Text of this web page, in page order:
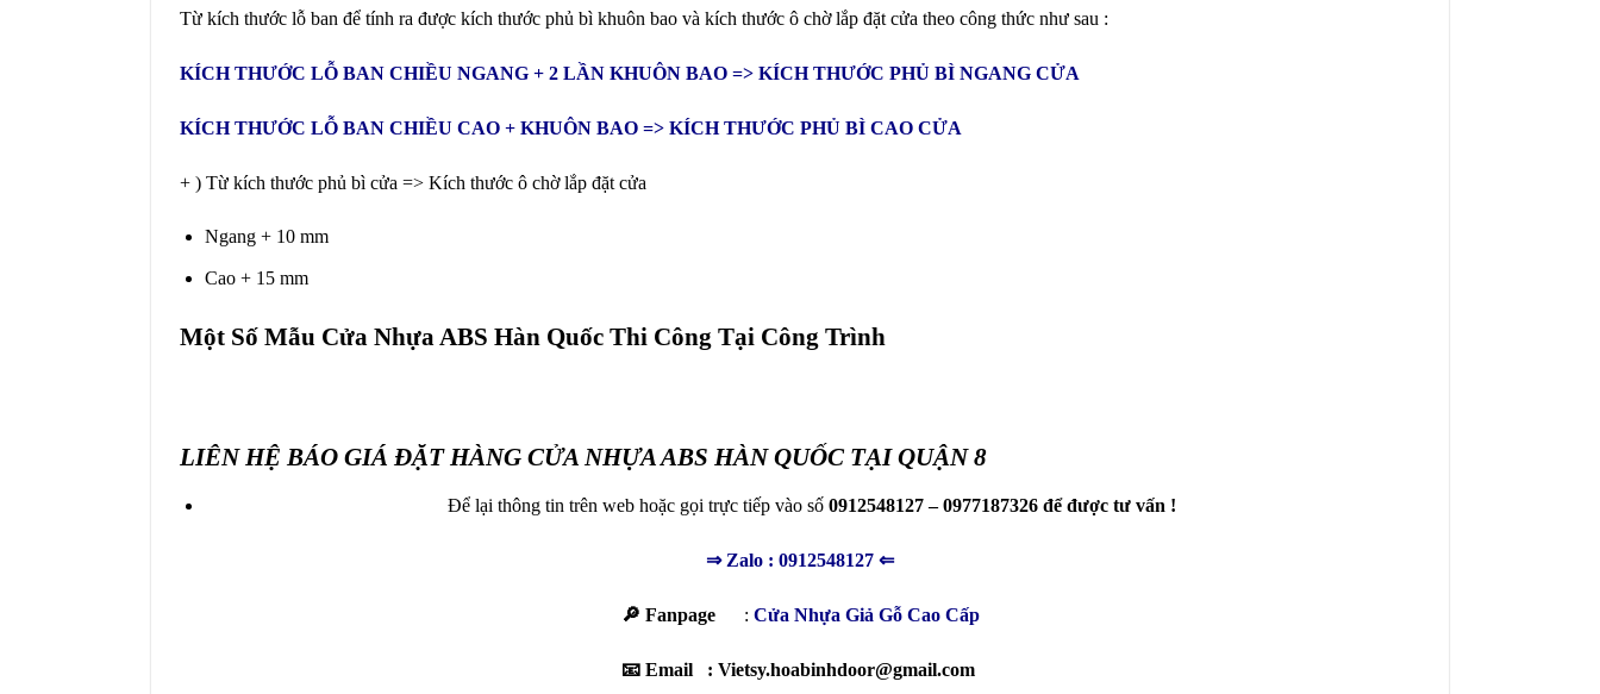
Từ kích thước lỗ ban để tính ra được kích thước phủ bì khuôn bao và kích thước ô chờ lắp đặt cửa theo công thức như sau :
KÍCH THƯỚC LỖ BAN CHIỀU NGANG + 2 LẦN KHUÔN BAO => KÍCH THƯỚC PHỦ BÌ NGANG CỬA
KÍCH THƯỚC LỖ BAN CHIỀU CAO + KHUÔN BAO => KÍCH THƯỚC PHỦ BÌ CAO CỬA
+ ) Từ kích thước phủ bì cửa => Kích thước ô chờ lắp đặt cửa
Ngang + 10 mm
Cao + 15 mm
Một Số Mẫu Cửa Nhựa ABS Hàn Quốc Thi Công Tại Công Trình
LIÊN HỆ BÁO GIÁ ĐẶT HÀNG CỬA NHỰA ABS HÀN QUỐC TẠI QUẬN 8
Để lại thông tin trên web hoặc gọi trực tiếp vào số0912548127 – 0977187326 để được tư vấn !
⇒ Zalo : 0912548127 ⇐
🔎 Fanpage : Cửa Nhựa Giả Gỗ Cao Cấp
📧 Email : Vietsy.hoabinhdoor@gmail.com